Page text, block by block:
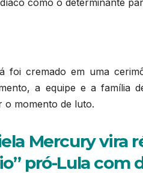
cremado em uma
a equipe e a família
o momento de luto.
Mercury vira
pró-Lula com